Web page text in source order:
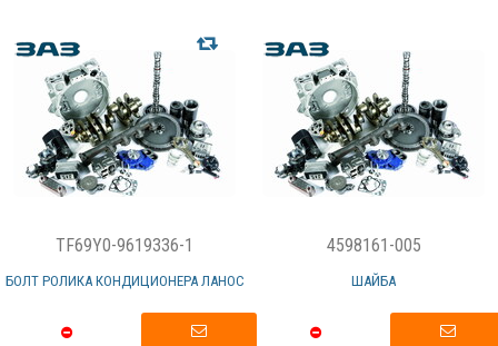
TF69Y0-9619336-1
БОЛТ РОЛИКА КОНДИЦИОНЕРА ЛАНОС
4598161-005
ШАЙБА